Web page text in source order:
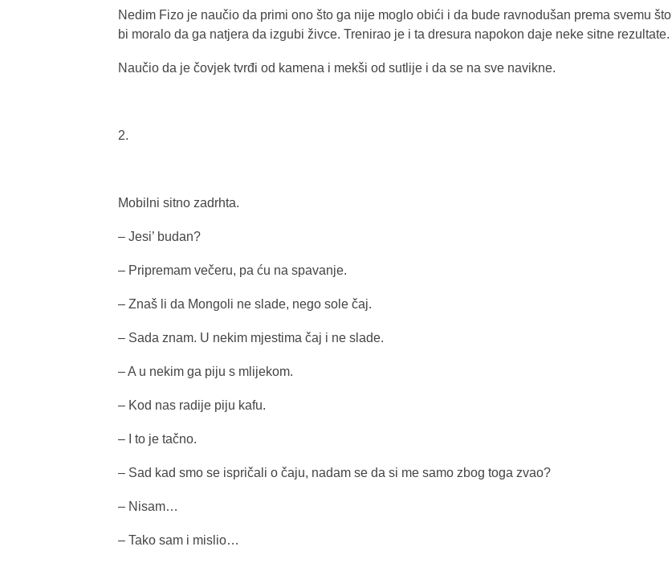
Nedim Fizo je naučio da primi ono što ga nije moglo obići i da bude ravnodušan prema svemu što
bi moralo da ga natjera da izgubi živce. Trenirao je i ta dresura napokon daje neke sitne rezultate.
Naučio da je čovjek tvrđi od kamena i mekši od sutlije i da se na sve navikne.
2.
Mobilni sitno zadrhta.
– Jesi’ budan?
– Pripremam večeru, pa ću na spavanje.
– Znaš li da Mongoli ne slade, nego sole čaj.
– Sada znam. U nekim mjestima čaj i ne slade.
– A u nekim ga piju s mlijekom.
– Kod nas radije piju kafu.
– I to je tačno.
– Sad kad smo se ispričali o čaju, nadam se da si me samo zbog toga zvao?
– Nisam…
– Tako sam i mislio…